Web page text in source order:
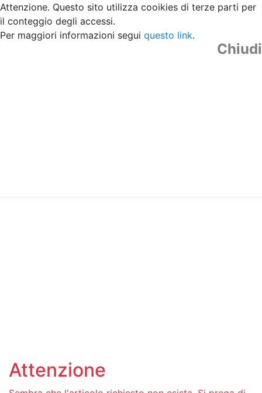
Attenzione. Questo sito utilizza cooikies di terze parti per
il conteggio degli accessi.
Per maggiori informazioni segui questo link.
Chiudi
Attenzione